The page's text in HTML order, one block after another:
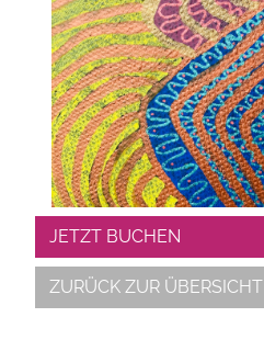
JETZT BUCHEN
ZURÜCK ZUR ÜBERSICHT